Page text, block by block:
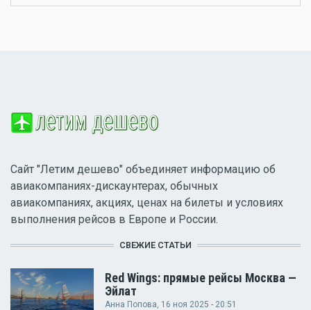
Сайт "Летим дешево" объединяет информацию об
авиакомпаниях-дискаунтерах, обычных
авиакомпаниях, акциях, ценах на билеты и условиях
выполнения рейсов в Европе и России.
СВЕЖИЕ СТАТЬИ
Red Wings: прямые рейсы Москва —
Эйлат
Анна Попова, 16 ноя 2025 - 20:51